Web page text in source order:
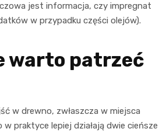
jest informacja, czy impregnat
w przypadku części olejów).
warto patrzeć
w drewno, zwłaszcza w miejsca
praktyce lepiej działają dwie cieńsze